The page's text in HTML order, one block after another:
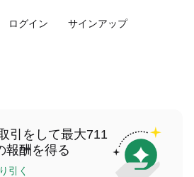
ログイン サインアップ
引をして最大711
報酬を得る
引く